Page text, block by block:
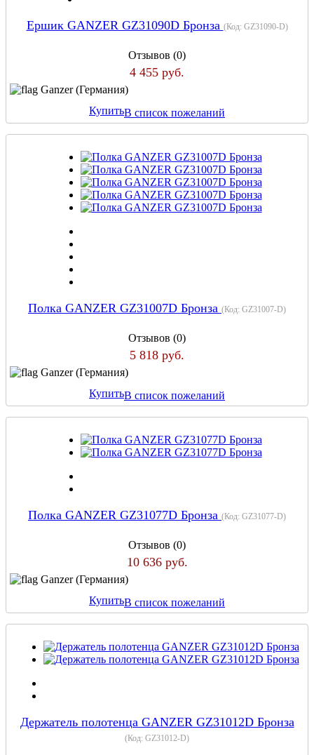
Ершик GANZER GZ31090D Бронза (Код: GZ31090-D)
Отзывов (0)
4 455 руб.
Ganzer (Германия)
КупитьВ список пожеланий
Полка GANZER GZ31007D Бронза (Код: GZ31007-D)
Отзывов (0)
5 818 руб.
Ganzer (Германия)
КупитьВ список пожеланий
Полка GANZER GZ31077D Бронза (Код: GZ31077-D)
Отзывов (0)
10 636 руб.
Ganzer (Германия)
КупитьВ список пожеланий
Держатель полотенца GANZER GZ31012D Бронза
(Код: GZ31012-D)